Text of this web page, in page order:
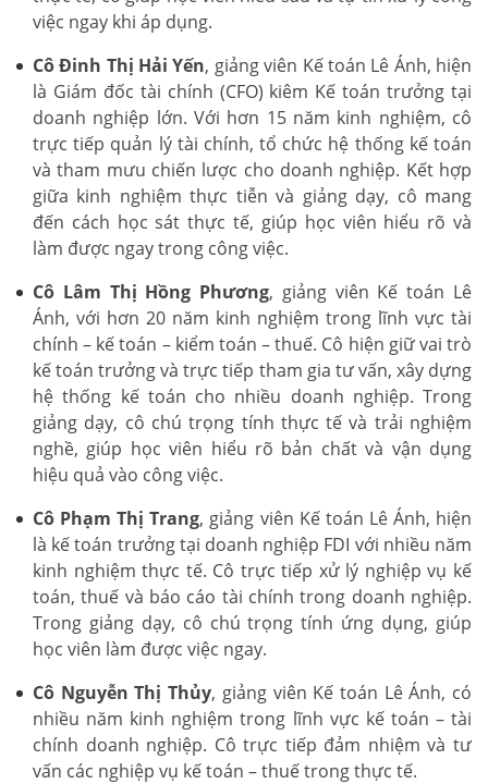
việc ngay khi áp dụng.
Cô Đinh Thị Hải Yến, giảng viên Kế toán Lê Ánh, hiện
là Giám đốc tài chính (CFO) kiêm Kế toán trưởng tại
doanh nghiệp lớn. Với hơn 15 năm kinh nghiệm, cô
trực tiếp quản lý tài chính, tổ chức hệ thống kế toán
và tham mưu chiến lược cho doanh nghiệp. Kết hợp
giữa kinh nghiệm thực tiễn và giảng dạy, cô mang
đến cách học sát thực tế, giúp học viên hiểu rõ và
làm được ngay trong công việc.
Cô Lâm Thị Hồng Phương, giảng viên Kế toán Lê
Ánh, với hơn 20 năm kinh nghiệm trong lĩnh vực tài
chính – kế toán – kiểm toán – thuế. Cô hiện giữ vai trò
kế toán trưởng và trực tiếp tham gia tư vấn, xây dựng
hệ thống kế toán cho nhiều doanh nghiệp. Trong
giảng dạy, cô chú trọng tính thực tế và trải nghiệm
nghề, giúp học viên hiểu rõ bản chất và vận dụng
hiệu quả vào công việc.
Cô Phạm Thị Trang, giảng viên Kế toán Lê Ánh, hiện
là kế toán trưởng tại doanh nghiệp FDI với nhiều năm
kinh nghiệm thực tế. Cô trực tiếp xử lý nghiệp vụ kế
toán, thuế và báo cáo tài chính trong doanh nghiệp.
Trong giảng dạy, cô chú trọng tính ứng dụng, giúp
học viên làm được việc ngay.
Cô Nguyễn Thị Thủy, giảng viên Kế toán Lê Ánh, có
nhiều năm kinh nghiệm trong lĩnh vực kế toán – tài
chính doanh nghiệp. Cô trực tiếp đảm nhiệm và tư
vấn các nghiệp vụ kế toán – thuế trong thực tế.